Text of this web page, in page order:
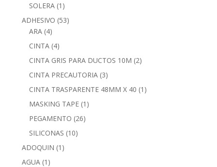
SOLERA (1)
ADHESIVO (53)
ARA (4)
CINTA (4)
CINTA GRIS PARA DUCTOS 10M (2)
CINTA PRECAUTORIA (3)
CINTA TRASPARENTE 48MM X 40 (1)
MASKING TAPE (1)
PEGAMENTO (26)
SILICONAS (10)
ADOQUIN (1)
AGUA (1)